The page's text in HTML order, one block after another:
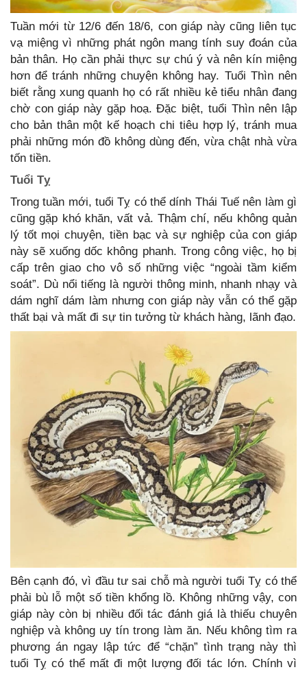
Tuần mới từ 12/6 đến 18/6, con giáp này cũng liên tục
vạ miệng vì những phát ngôn mang tính suy đoán của
bản thân. Họ cần phải thực sự chú ý và nên kín miệng
hơn để tránh những chuyện không hay. Tuổi Thìn nên
biết rằng xung quanh họ có rất nhiều kẻ tiểu nhân đang
chờ con giáp này gặp hoạ. Đặc biệt, tuổi Thìn nên lập
cho bản thân một kế hoạch chi tiêu hợp lý, tránh mua
phải những món đồ không dùng đến, vừa chật nhà vừa
tốn tiền.
Tuổi Tỵ
Trong tuần mới, tuổi Tỵ có thể dính Thái Tuế nên làm gì
cũng gặp khó khăn, vất vả. Thậm chí, nếu không quản
lý tốt mọi chuyện, tiền bạc và sự nghiệp của con giáp
này sẽ xuống dốc không phanh. Trong công việc, họ bị
cấp trên giao cho vô số những việc “ngoài tầm kiểm
soát”. Dù nổi tiếng là người thông minh, nhanh nhạy và
dám nghĩ dám làm nhưng con giáp này vẫn có thể gặp
thất bại và mất đi sự tin tưởng từ khách hàng, lãnh đạo.
Bên cạnh đó, vì đầu tư sai chỗ mà người tuổi Tỵ có thể
phải bù lỗ một số tiền khổng lồ. Không những vậy, con
giáp này còn bị nhiều đối tác đánh giá là thiếu chuyên
nghiệp và không uy tín trong làm ăn. Nếu không tìm ra
phương án ngay lập tức để “chặn” tình trạng này thì
tuổi Tỵ có thể mất đi một lượng đối tác lớn. Chính vì